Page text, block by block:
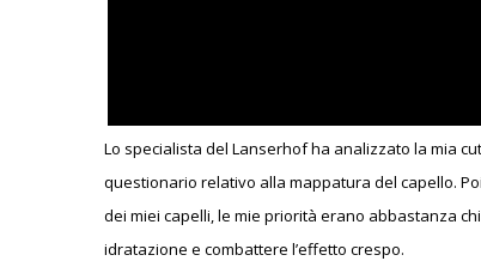
Lo specialista del Lanserhof ha analizzato la mia
questionario relativo alla mappatura del capello.
dei miei capelli, le mie priorità erano abbastanza
idratazione e combattere l’effetto crespo.